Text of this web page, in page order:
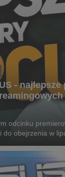
-
odcinku
do obejrzenia w